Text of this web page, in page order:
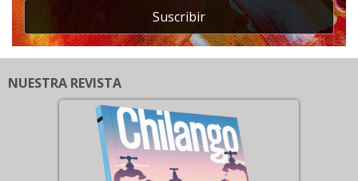
Suscribir
NUESTRA REVISTA